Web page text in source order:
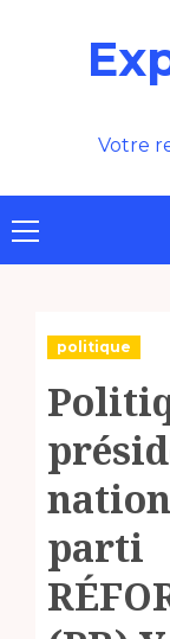
Votre
Menu
principal
politique
parti